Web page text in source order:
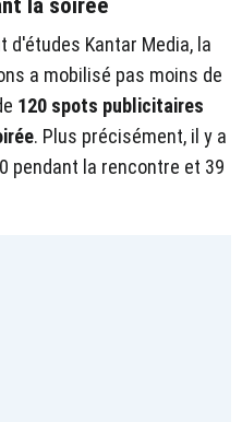
la soirée
Kantar Media, la
a mobilisé pas moins de
120 spots publicitaires
. Plus précisément, il y a
pendant la rencontre et 39